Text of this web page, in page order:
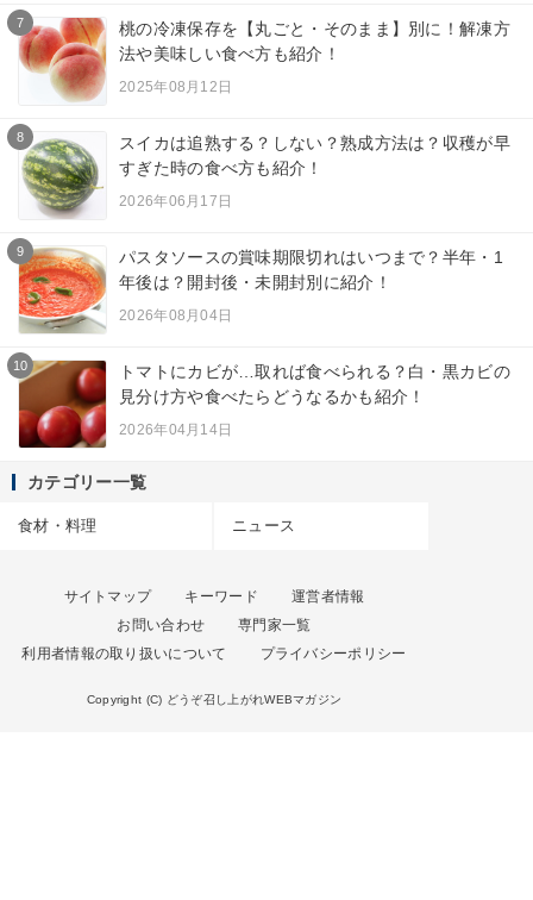
7
桃の冷凍保存を【丸ごと・そのまま】別に！解凍方
法や美味しい食べ方も紹介！
2025年08月12日
8
スイカは追熟する？しない？熟成方法は？収穫が早
すぎた時の食べ方も紹介！
2026年06月17日
9
パスタソースの賞味期限切れはいつまで？半年・1
年後は？開封後・未開封別に紹介！
2026年08月04日
10
トマトにカビが…取れば食べられる？白・黒カビの
見分け方や食べたらどうなるかも紹介！
2026年04月14日
カテゴリー一覧
食材・料理 ニュース
サイトマップ キーワード
運営者情報
お問い合わせ
専門家一覧
利用者情報の取り扱いについて
プライバシーポリシー
Copyright (C) どうぞ召し上がれWEBマガジン